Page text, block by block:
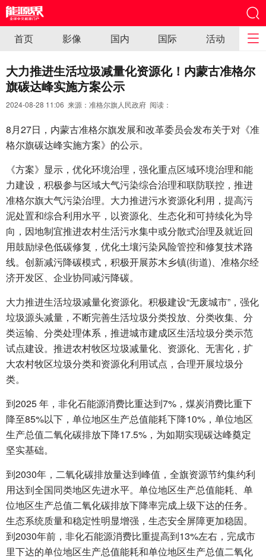
首页 影像 国内 国际 活动
大力推进生活垃圾减量化资源化！内蒙古准格尔
旗碳达峰实施方案公示
2024-08-28 11:06 来源：准格尔旗人民政府 阅读：
8月27日，内蒙古准格尔旗发展和改革委员会发布关于对《准
格尔旗碳达峰实施方案》的公示。
《方案》显示，优化环境治理，强化重点区域环境治理和能
力建设，积极参与区域大气污染综合治理和联防联控，推进
准格尔旗大气污染治理。大力推进污水资源化利用，提高污
泥处置和综合利用水平，以资源化、生态化和可持续化为导
向，因地制宜推进农村生活污水集中或分散式治理及就近回
用鼓励绿色低碳修复，优化土壤污染风险管控和修复技术路
线。创新减污降碳模式，积极开展苏木乡镇(街道)、准格尔经
济开发区、企业协同减污降碳。
大力推进生活垃圾减量化资源化。积极建设“无废城市”，强化
垃圾源头减量，不断完善生活垃圾分类投放、分类收集、分
类运输、分类处理体系，推进城市建成区生活垃圾分类示范
试点建设。推进农村牧区垃圾减量化、资源化、无害化，扩
大农村牧区垃圾分类和资源化利用试点，合理开展垃圾分
类。
到2025 年，非化石能源消费比重达到7%，煤炭消费比重下
降至85%以下，单位地区生产总值能耗下降10%，单位地区
生产总值二氧化碳排放下降17.5%，为如期实现碳达峰奠定
坚实基础。
到2030年，二氧化碳排放量达到峰值，全旗资源节约集约利
用达到全国同类地区先进水平。单位地区生产总值能耗、单
位地区生产总值二氧化碳排放下降率完成上级下达的任务。
生态系统质量和稳定性明显增强，生态安全屏障更加稳固。
到2030年前，非化石能源消费比重提高到13%左右，完成市
里下达的单位地区生产总值能耗和单位地区生产总值二氧化